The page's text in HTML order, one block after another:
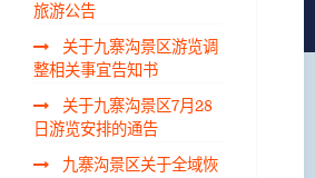
旅游公告
关于九寨沟景区游览调
整相关事宜告知书
关于九寨沟景区7月28
日游览安排的通告
九寨沟景区关于全域恢